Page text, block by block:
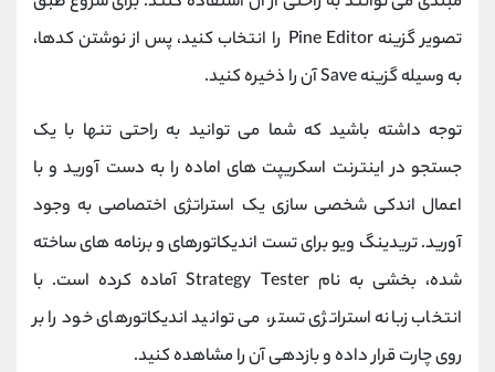
تصویر گزینه Pine Editor را انتخاب کنید، پس از نوشتن کدها،
به ‌وسیله گزینهSaveآن را ذخیره کنید.
توجه داشته باشید که شما می توانید به راحتی تنها با یک
جستجو در اینترنت اسکریپت های اماده را به دست آورید و با
اعمال اندکی شخصی سازی یک استراتژی اختصاصی به وجود
آورید. تریدینگ ویو برای تست اندیکاتورهای و برنامه ‌های ساخته
شده، بخشی به نامStrategy Testerآماده کرده است. با
انتخاب زبانه استراتژی تستر، می ‌توانید اندیکاتورهای خود را بر
روی چارت قرار داده و بازدهی آن را مشاهده کنید.